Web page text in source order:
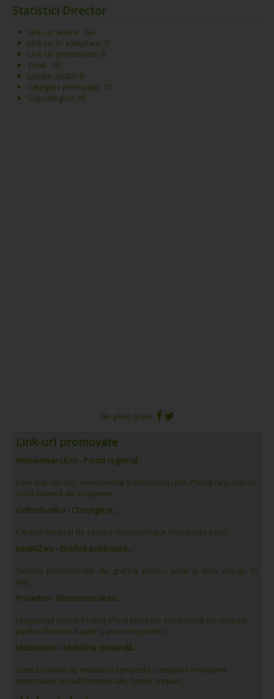
Statistici Director
Link-uri active: 193
Link-uri în așteptare: 0
Link-uri promovate: 6
Total: 197
Listate astăzi: 0
Categorii principale: 12
Subcategorii: 95
Ne găsiți și pe:
Link-uri promovate
Moinesteanul.ro - Portal regional
Cele mai noi știri, evenimente și informații utile. Portal regional cu
zonă extinsă de acoperire:...
Orthodontika - Chirurgie și...
Centrul medical de servicii stomatologice Ortodontika Iași:
neoBIZ.eu - Grafică publicitară...
Servicii profesionale de grafică pentru print și web design în
Iași....
Prolad.ro - Electronice auto...
Magazinul online Prolad oferă produse electronice de consum
pentru domeniul auto și accesorii pentru...
Mobiera.ro - Mobilă la comandă...
Gama variata de mobila la comanda, canapele modulare
extensibile si multifunctionale, fotolii, corpuri...